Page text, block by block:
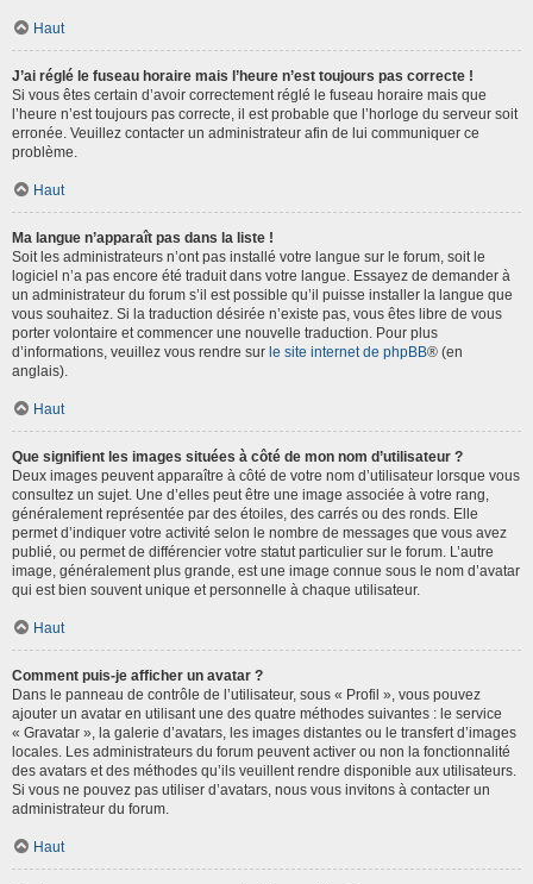
Haut
J’ai réglé le fuseau horaire mais l’heure n’est toujours pas correcte !
Si vous êtes certain d’avoir correctement réglé le fuseau horaire mais que
l’heure n’est toujours pas correcte, il est probable que l’horloge du serveur soit
erronée. Veuillez contacter un administrateur afin de lui communiquer ce
problème.
Haut
Ma langue n’apparaît pas dans la liste !
Soit les administrateurs n’ont pas installé votre langue sur le forum, soit le
logiciel n’a pas encore été traduit dans votre langue. Essayez de demander à
un administrateur du forum s’il est possible qu’il puisse installer la langue que
vous souhaitez. Si la traduction désirée n’existe pas, vous êtes libre de vous
porter volontaire et commencer une nouvelle traduction. Pour plus
d’informations, veuillez vous rendre sur le site internet de phpBB® (en
anglais).
Haut
Que signifient les images situées à côté de mon nom d’utilisateur ?
Deux images peuvent apparaître à côté de votre nom d’utilisateur lorsque vous
consultez un sujet. Une d’elles peut être une image associée à votre rang,
généralement représentée par des étoiles, des carrés ou des ronds. Elle
permet d’indiquer votre activité selon le nombre de messages que vous avez
publié, ou permet de différencier votre statut particulier sur le forum. L’autre
image, généralement plus grande, est une image connue sous le nom d’avatar
qui est bien souvent unique et personnelle à chaque utilisateur.
Haut
Comment puis-je afficher un avatar ?
Dans le panneau de contrôle de l’utilisateur, sous « Profil », vous pouvez
ajouter un avatar en utilisant une des quatre méthodes suivantes : le service
« Gravatar », la galerie d’avatars, les images distantes ou le transfert d’images
locales. Les administrateurs du forum peuvent activer ou non la fonctionnalité
des avatars et des méthodes qu’ils veuillent rendre disponible aux utilisateurs.
Si vous ne pouvez pas utiliser d’avatars, nous vous invitons à contacter un
administrateur du forum.
Haut